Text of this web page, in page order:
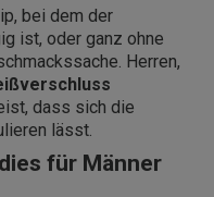
bei dem der
ist, oder ganz ohne
Herren,
dass sich die
lässt.
für Männer